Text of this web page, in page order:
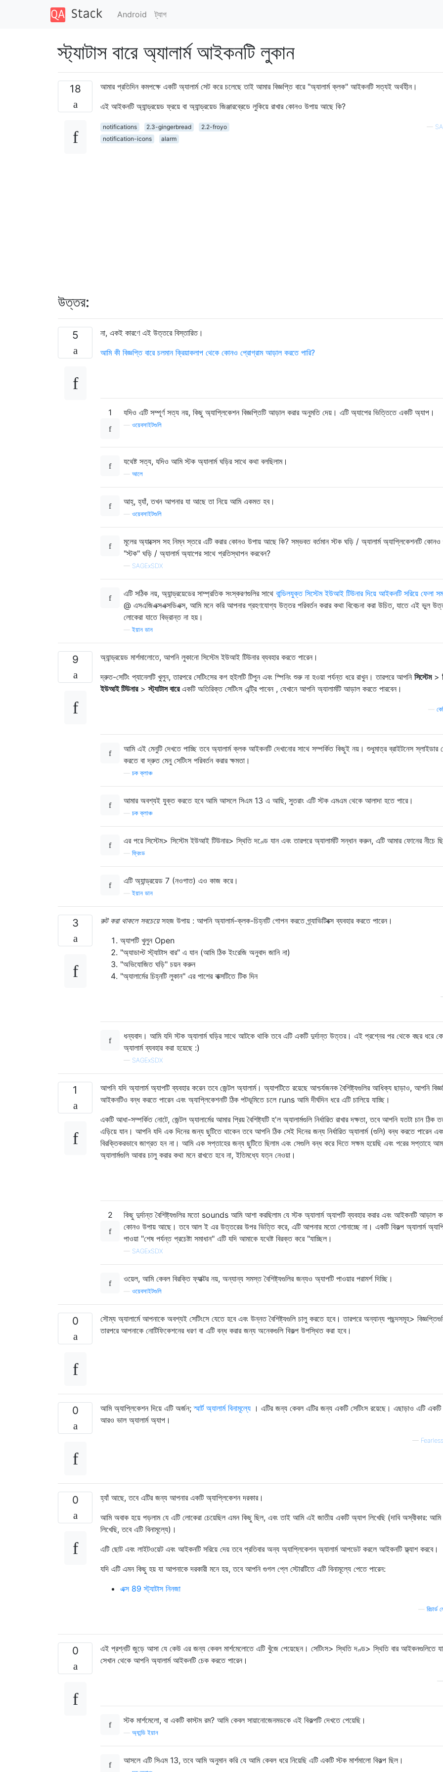
Android ট্যাগ
স্ট্যাটাস বারে অ্যালার্ম আইকনটি লুকান
18
আমার প্রতিদিন কমপক্ষে একটি অ্যালার্ম সেট করে চলেছে তাই আমার বিজ্ঞপ্তি বারে "অ্যালার্ম ক্লক" আইকনটি সত্যই অর্থহীন।
এই আইকনটি অ্যান্ড্রয়েড ফ্রয়ে বা অ্যান্ড্রয়েড জিঞ্জারব্রেডে লুকিয়ে রাখার কোনও উপায় আছে কি?
notifications 2.3-gingerbread
2.2-froyo
notification-icons
alarm
—
উত্তর:
5
না, একই কারণে এই উত্তরে বিস্তারিত।
আমি কী বিজ্ঞপ্তি বারে চলমান ক্রিয়াকলাপ থেকে কোনও প্রোগ্রাম আড়াল করতে পারি?
1 যদিও এটি সম্পূর্ণ সত্য নয়, কিছু অ্যাপ্লিকেশন বিজ্ঞপ্তিটি আড়াল করার অনুমতি দেয়। এটি অ্যাপের ভিত্তিতে একটি অ্যাপ।
ওয়েবসাইটগুলি
যথেষ্ট সত্য, যদিও আমি স্টক অ্যালার্ম ঘড়ির সাথে কথা বলছিলাম।
আলে
আহ্, হ্যাঁ, তখন আপনার যা আছে তা নিয়ে আমি একমত হব।
ওয়েবসাইটগুলি
মূলের অ্যাক্সেস সহ নিম্ন স্তরে এটি করার কোনও উপায় আছে কি? সম্ভবত বর্তমান স্টক ঘড়ি / অ্যালার্ম অ্যাপ্লিকেশনটি কোনও
"স্টক" ঘড়ি / অ্যালার্ম অ্যাপের সাথে প্রতিস্থাপন করবেন?
— SAGExSDX
এটি সঠিক নয়, অ্যান্ড্রয়েডের সাম্প্রতিক সংস্করণগুলির সাথে বান্ডিলযুক্ত সিস্টেম ইউআই টিউনার দিয়ে আইকনটি সরিয়ে ফেলা
@ এসএজিএক্সএক্সডিএক্স, আমি মনে করি আপনার গ্রহণযোগ্য উত্তর পরিবর্তন করার কথা বিবেচনা করা উচিত, যাতে এই ভুল
লোকেরা যাতে বিভ্রান্ত না হয়।
—ইয়ান ডান
9
অ্যান্ড্রয়েড মার্শমালোতে, আপনি লুকানো সিস্টেম ইউআই টিউনার ব্যবহার করতে পারেন।
দ্রুত-সেটিং প্যানেলটি খুলুন, তারপরে সেটিংসের কগ হুইলটি টিপুন এবং স্পিনিং শুরু না হওয়া পর্যন্ত ধরে রাখুন। তারপরে আপনি সিস্টেম>
ইউআই টিউনার>স্ট্যাটাস বারেএকটি অতিরিক্ত সেটিংস এন্ট্রি পাবেন , যেখানে আপনি অ্যালার্মটি আড়াল করতে পারবেন।
আমি এই মেনুটি দেখতে পাচ্ছি তবে অ্যালার্ম ক্লক আইকনটি দেখানোর সাথে সম্পর্কিত কিছুই নয়। শুধুমাত্র ব্রাইটনেস স্লাইডার
করতে বা দ্রুত মেনু সেটিংস পরিবর্তন করার ক্ষমতা।
চক ক্লাঞ্চ
আমার অবশ্যই যুক্ত করতে হবে আমি আসলে সিএম 13 এ আছি, সুতরাং এটি স্টক এমএম থেকে আলাদা হতে পারে।
চক ক্লাঞ্চ
এর পরে সিস্টেম> সিস্টেম ইউআই টিউনার> স্থিতি দণ্ডে যান এবং তারপরে অ্যালার্মটি সন্ধান করুন, এটি আমার ফোনের নীচে
ফ্রিংড
এটি অ্যান্ড্রয়েড 7 (নওগাত) এও কাজ করে।
—ইয়ান ডান
3 রুট করা থাকলে সবচেয়েসহজ উপায় : আপনি অ্যালার্ম-ক্লক-চিহ্নটি গোপন করতে গ্র্যাভিটিবক্স ব্যবহার করতে পারেন।
অ্যাপটি খুলুন Open
"অ্যাডাপ্ট স্ট্যাটাস বার" এ যান (আমি ঠিক ইংরেজি অনুবাদ জানি না)
"অভিযোজিত ঘড়ি" চয়ন করুন
"অ্যালার্মের চিহ্নটি লুকান" এর পাশের বাক্সটিতে টিক দিন
ধন্যবাদ। আমি যদি স্টক অ্যালার্ম ঘড়ির সাথে আটকে থাকি তবে এটি একটি দুর্দান্ত উত্তর। এই প্রশ্নের পর থেকে বছর ধরে
অ্যালার্ম ব্যবহার করা হয়েছে :)
— SAGExSDX
1
আপনি যদি অ্যালার্ম অ্যাপটি ব্যবহার করেন তবে জেন্টল অ্যালার্ম। অ্যাপটিতে রয়েছে আশ্চর্যজনক বৈশিষ্ট্যগুলির আধিক্য ছাড়াও, আপনি
আইকনটিও বন্ধ করতে পারেন এবং অ্যাপ্লিকেশনটি ঠিক পটভূমিতে চলে runs আমি দীর্ঘদিন ধরে এটি চালিয়ে যাচ্ছি।
একটি আধা-সম্পর্কিত নোটে, জেন্টল অ্যালার্মের আমার প্রিয় বৈশিষ্ট্যটি হ'ল অ্যালার্মগুলি নির্ধারিত রাখার দক্ষতা, তবে আপনি যতটা চান ঠিক
এড়িয়ে যান। আপনি যদি এক দিনের জন্য ছুটিতে থাকেন তবে আপনি ঠিক সেই দিনের জন্য নির্ধারিত অ্যালার্ম (গুলি) বন্ধ করতে পারেন
বিরক্তিকরভাবে জাগ্রত হন না। আমি এক সপ্তাহের জন্য ছুটিতে ছিলাম এবং সেগুলি বন্ধ করে দিতে সক্ষম হয়েছি এবং পরের সপ্তাহে
অ্যালার্মগুলি আবার চালু করার কথা মনে রাখতে হবে না, ইতিমধ্যে যত্ন নেওয়া।
2
কিছু দুর্দান্ত বৈশিষ্ট্যগুলির মতো sounds আমি আশা করছিলাম যে স্টক অ্যালার্ম অ্যাপটি ব্যবহার করার এবং আইকনটি আড়াল
কোনও উপায় আছে। তবে আল ই এর উত্তরের উপর ভিত্তি করে, এটি আপনার মতো শোনাচ্ছে না। একটি বিকল্প অ্যালার্ম
পাওয়া "শেষ পর্যন্ত প্রচেষ্টা সমাধান" এটি যদি আমাকে যথেষ্ট বিরক্ত করে "যাচ্ছিল।
— SAGExSDX
ওয়েল, আমি কেবল বিরক্তি ফ্যাক্টর নয়, অন্যান্য সমস্ত বৈশিষ্ট্যগুলির জন্যও অ্যাপটি পাওয়ার পরামর্শ দিচ্ছি।
ওয়েবসাইটগুলি
0
সৌম্য অ্যালার্মে আপনাকে অবশ্যই সেটিংসে যেতে হবে এবং উন্নত বৈশিষ্ট্যগুলি চালু করতে হবে। তারপরে অন্যান্য পছন্দসমূহ>
তারপরে আপনাকে নোটিফিকেশনের ধরণ বা এটি বন্ধ করার জন্য অনেকগুলি বিকল্প উপস্থিত করা হবে।
0 আমি অ্যাপ্লিকেশন দিয়ে এটি অর্জন;স্মার্ট অ্যালার্ম বিনামূল্যে । এটির জন্য কেবল এটির জন্য একটি সেটিংস রয়েছে। এছাড়াও এটি
আরও ভাল অ্যালার্ম অ্যাপ।
—
0
হ্যাঁ আছে, তবে এটির জন্য আপনার একটি অ্যাপ্লিকেশন দরকার।
আমি অবাক হয়ে পড়লাম যে এটি লোকেরা চেয়েছিল এমন কিছু ছিল, এবং তাই আমি এই জাতীয় একটি অ্যাপ লিখেছি (দাবি অস্বীকার: আমি
লিখেছি, তবে এটি বিনামূল্যে)।
এটি ছোট এবং লাইটওয়েট এবং আইকনটি সরিয়ে দেয় তবে প্রতিবার অন্য অ্যাপ্লিকেশন অ্যালার্ম আপডেট করলে আইকনটি ফ্ল্যাশ করবে।
যদি এটি এমন কিছু হয় যা আপনাকে দরকারী মনে হয়, তবে আপনি গুগল প্লে স্টোরটিতে এটি বিনামূল্যে পেতে পারেন:
এক্স 89 স্ট্যাটাস নিনজা
রিচার্ড
0
এই প্রশ্নটি জুড়ে আসা যে কেউ এর জন্য কেবল মার্শমেলোতে এটি খুঁজে পেয়েছেন। সেটিংস> স্থিতি দণ্ড> স্থিতি বার আইকনগুলিতে
সেখান থেকে আপনি অ্যালার্ম আইকনটি চেক করতে পারেন।
স্টক মার্শমেলো, বা একটি কাস্টম রম? আমি কেবল সায়ানোজেনমডকে এই বিকল্পটি দেখতে পেয়েছি।
অ্যান্ডি ইয়ান
আসলে এটি সিএম 13, তবে আমি অনুমান করি যে আমি কেবল ধরে নিয়েছি এটি একটি স্টক মার্শমালো বিকল্প ছিল।